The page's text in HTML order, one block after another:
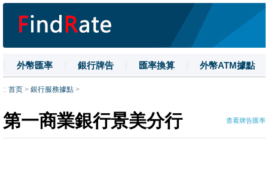
外幣匯率 銀行牌告 匯率換算 外幣ATM據點
| 名詞解釋 | 換匯技巧
:: 首页 > 銀行服務據點 >
第一商業銀行景美分行 查看牌告匯率